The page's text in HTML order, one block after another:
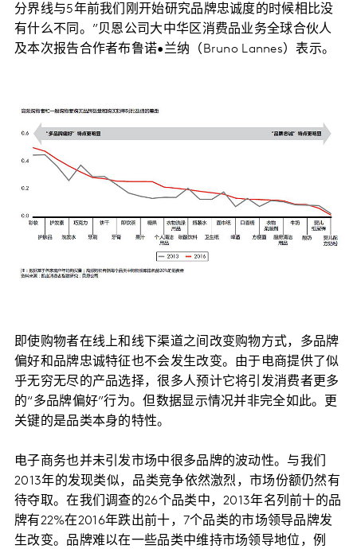
分界线与5年前我们刚开始研究品牌忠诚度的时候相比没
有什么不同。”贝恩公司大中华区消费品业务全球合伙人
及本次报告合作者布鲁诺•兰纳（Bruno Lannes）表示。
即使购物者在线上和线下渠道之间改变购物方式，多品牌
偏好和品牌忠诚特征也不会发生改变。由于电商提供了似
乎无穷无尽的产品选择，很多人预计它将引发消费者更多
的“多品牌偏好”行为。但数据显示情况并非完全如此。更
关键的是品类本身的特性。
电子商务也并未引发市场中很多品牌的波动性。与我们
2013年的发现类似，品类竞争依然激烈，市场份额仍然有
待夺取。在我们调查的26个品类中，2013年名列前十的品
牌有22%在2016年跌出前十，7个品类的市场领导品牌发
生改变。品牌难以在一些品类中维持市场领导地位，例